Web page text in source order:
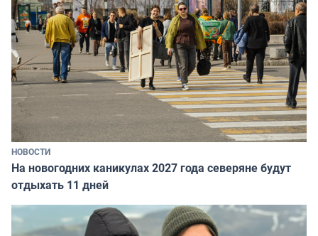
НОВОСТИ
На новогодних каникулах 2027 года северяне будут
отдыхать 11 дней